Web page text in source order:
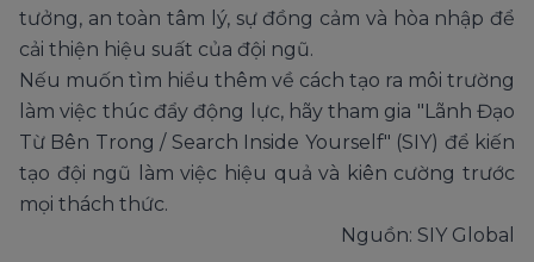
tưởng, an toàn tâm lý, sự đồng cảm và hòa nhập để
cải thiện hiệu suất của đội ngũ.
Nếu muốn tìm hiểu thêm về cách tạo ra môi trường
làm việc thúc đẩy động lực, hãy tham gia "Lãnh Đạo
Từ Bên Trong / Search Inside Yourself" (SIY) để kiến
tạo đội ngũ làm việc hiệu quả và kiên cường trước
mọi thách thức.
Nguồn: SIY Global